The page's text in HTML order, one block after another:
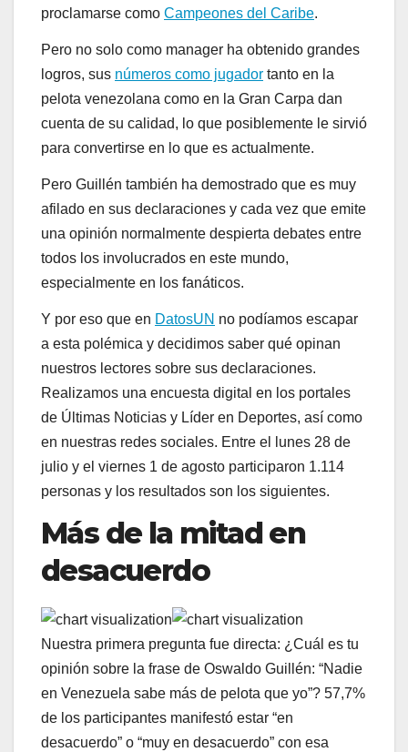
proclamarse como Campeones del Caribe.
Pero no solo como manager ha obtenido grandes
logros, sus números como jugador tanto en la
pelota venezolana como en la Gran Carpa dan
cuenta de su calidad, lo que posiblemente le sirvió
para convertirse en lo que es actualmente.
Pero Guillén también ha demostrado que es muy
afilado en sus declaraciones y cada vez que emite
una opinión normalmente despierta debates entre
todos los involucrados en este mundo,
especialmente en los fanáticos.
Y por eso que en DatosUN no podíamos escapar
a esta polémica y decidimos saber qué opinan
nuestros lectores sobre sus declaraciones.
Realizamos una encuesta digital en los portales
de Últimas Noticias y Líder en Deportes, así como
en nuestras redes sociales. Entre el lunes 28 de
julio y el viernes 1 de agosto participaron 1.114
personas y los resultados son los siguientes.
Más de la mitad en
desacuerdo
Nuestra primera pregunta fue directa: ¿Cuál es tu
opinión sobre la frase de Oswaldo Guillén: “Nadie
en Venezuela sabe más de pelota que yo”? 57,7%
de los participantes manifestó estar “en
desacuerdo” o “muy en desacuerdo” con esa